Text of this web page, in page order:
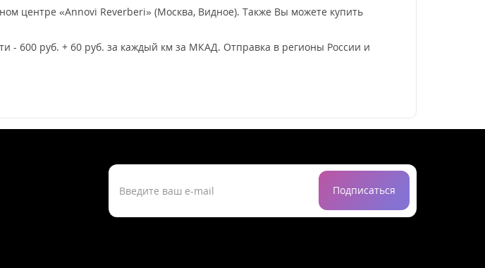
центре «Annovi Reverberi» (Москва, Видное). Также Вы можете купить
- 600 руб. + 60 руб. за каждый км за МКАД. Отправка в регионы России и
Подписаться